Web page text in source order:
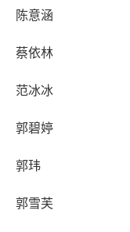
陈意涵
蔡依林
范冰冰
郭碧婷
郭玮
郭雪芙